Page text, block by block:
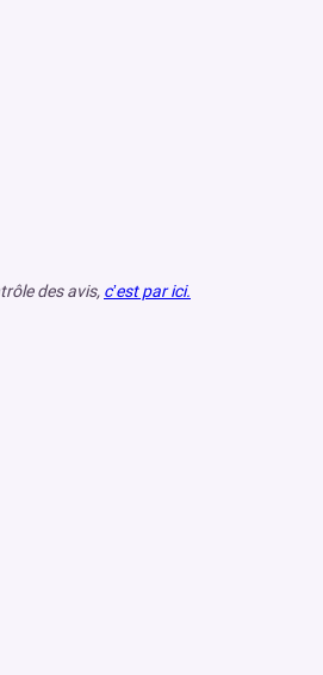
des avis, c’est par ici.